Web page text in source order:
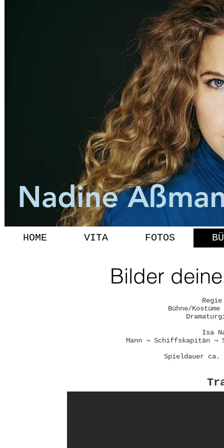
Nadine
HOME VITA FOTOS
Bilder
Bühne/
Isa
Mann ¬ Schiffskapitän
Spieldauer ca.